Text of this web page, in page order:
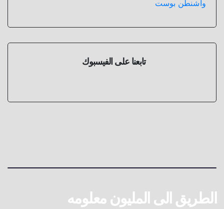
واشنطن بوست
تابعنا على الفيسبوك
الطريق الى المليون معلومه